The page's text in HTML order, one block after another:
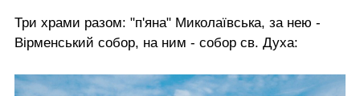
Три храми разом: "п'яна" Миколаївська, за нею -
Вірменський собор, на ним - собор св. Духа: